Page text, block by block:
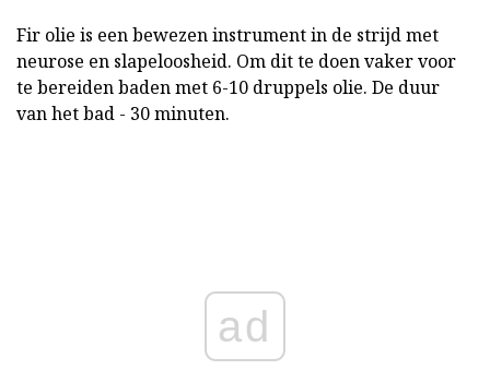
Fir olie is een bewezen instrument in de strijd met
neurose en slapeloosheid. Om dit te doen vaker voor
te bereiden baden met 6-10 druppels olie. De duur
van het bad - 30 minuten.
ad